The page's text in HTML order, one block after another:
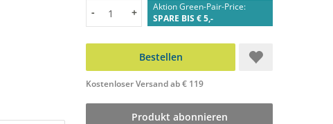
Menge
- +
Aktion Green-Pair-Price:
SPARE BIS € 5,-
Bestellen
Kostenloser Versand ab € 119
Produkt abonnieren